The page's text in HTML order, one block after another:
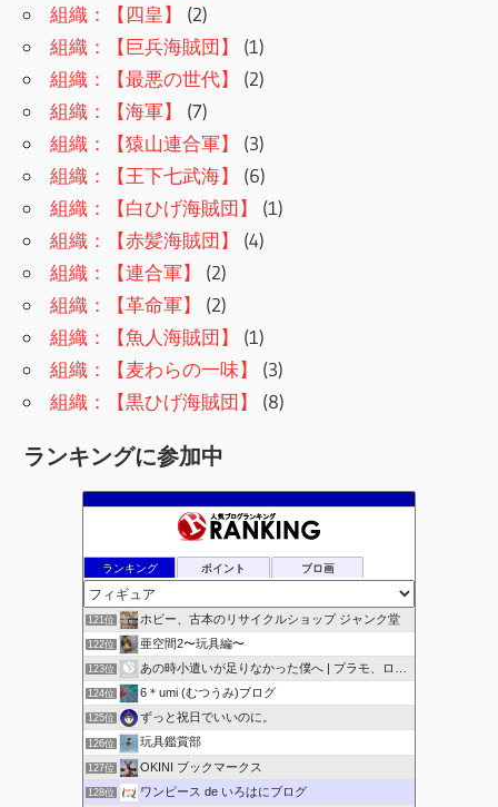
組織：【四皇】
(2)
組織：【巨兵海賊団】
(1)
組織：【最悪の世代】
(2)
組織：【海軍】
(7)
組織：【猿山連合軍】
(3)
組織：【王下七武海】
(6)
組織：【白ひげ海賊団】
(1)
組織：【赤髪海賊団】
(4)
組織：【連合軍】
(2)
組織：【革命軍】
(2)
組織：【魚人海賊団】
(1)
組織：【麦わらの一味】
(3)
組織：【黒ひげ海賊団】
(8)
ランキングに参加中
ランキング ポイント ブロ画
121位 ホビー、古本のリサイクルショップ ジャンク堂
122位 亜空間2〜玩具編〜
123位 あの時小遣いが足りなかった僕へ | プラモ、ロボ玩具 …
124位 6＊umi (むつうみ)ブログ
125位 ずっと祝日でいいのに。
126位 玩具鑑賞部
127位 OKINI ブックマークス
128位 ワンピース de いろはにブログ